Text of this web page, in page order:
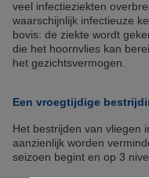
veel infectieziekten
waarschijnlijk infectieuze
bovis: de ziekte wordt
die het hoornvlies kan
het gezichtsvermogen.
Een vroegtijdige
Het bestrijden van vliegen
aanzienlijk worden
seizoen begint en op 3